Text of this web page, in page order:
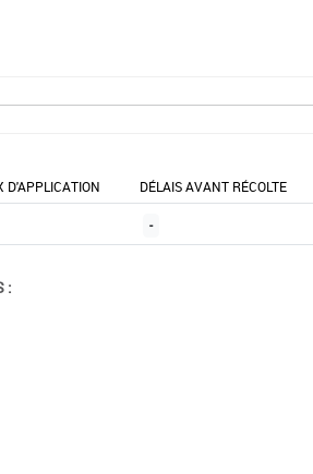
D'APPLICATION DÉLAIS AVANT RÉCOLTE
-
: